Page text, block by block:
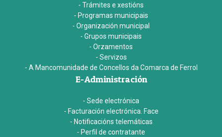
- Trámites e xestións
- Programas municipais
- Organización municipal
- Grupos municipais
- Orzamentos
- Servizos
- A Mancomunidade de Concellos da Comarca de Ferrol
E-Administración
- Sede electrónica
- Facturación electrónica. Face
- Notificacións telemáticas
- Perfil de contratante